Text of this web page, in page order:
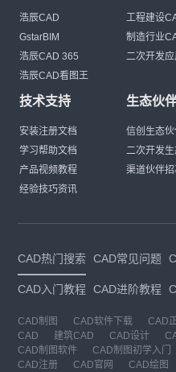
浩辰CAD
GstarBIM
浩辰CAD 365
浩辰CAD看图王
工程建设
制造行业
二次开发应
技术支持
安装注册文档
学习帮助文档
产品视频教程
经验技巧资讯
生态伙
信创生态
二次开发
渠道伙伴
CAD热门搜索 CAD常见问题
CAD入门教程 CAD进阶教程
CAD制图 CAD软件下载 CAD
CAD
建筑CAD CAD设计
CAD制图软件
CAD制图初学入门
CAD注册
CAD官网 CAD绘图